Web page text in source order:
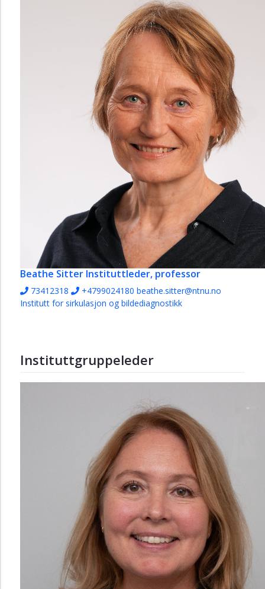
Beathe Sitter Instituttleder, professor
73412318 +4799024180 beathe.sitter@ntnu.no
Institutt for sirkulasjon og bildediagnostikk
Instituttgruppeleder